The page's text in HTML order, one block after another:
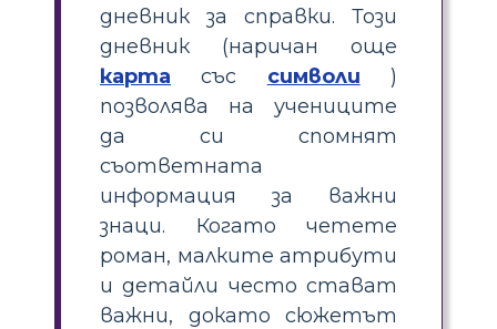
дневник за справки. Този
дневник (наричан още
карта със символи )
позволява на учениците
да си спомнят
съответната
информация за важни
знаци. Когато четете
роман, малките атрибути
и детайли често стават
важни, докато сюжетът